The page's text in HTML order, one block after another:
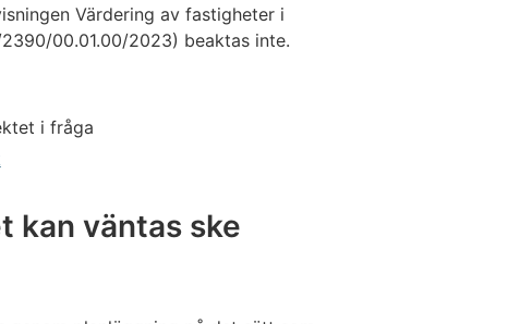
Värdering av fastigheter i
00.01.00/2023) beaktas inte.
i fråga
kan väntas ske